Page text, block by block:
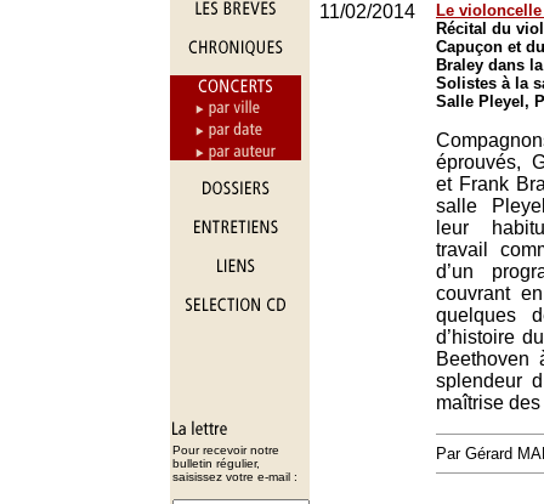
Pour recevoir notre
bulletin régulier,
saisissez votre e-mail :
11/02/2014
Le
Récital du
Capuçon et
Braley dans
Solistes à la
Salle Pleyel,
éprouvés,
et Frank
salle
leur
travail
d’un
couvrant
quelques
d’histoire
Beethoven
splendeur
maîtrise
Par Gérard